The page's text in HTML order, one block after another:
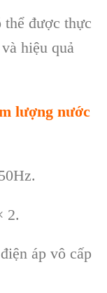
thể được thực
hiệu quả
lượng nước
2.
áp vô cấp